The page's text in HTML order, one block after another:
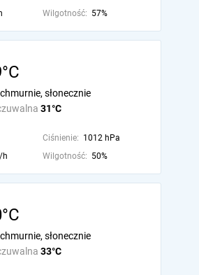
Wilgotność: 57%
31°C
słonecznie
Ciśnienie: 1012 hPa
h Wilgotność: 50%
33°C
słonecznie